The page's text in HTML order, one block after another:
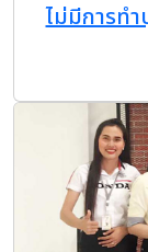
ไม่มีการท